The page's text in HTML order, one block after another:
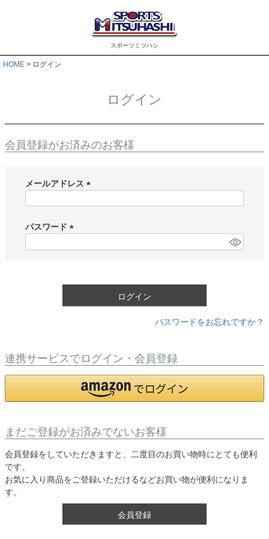
スポーツミツハシ
HOME ログイン
ログイン
会員登録がお済みのお客様
メールアドレス
)
パスワード
ログイン
パスワードをお忘れですか？
連携サービスでログイン・会員登録
まだご登録がお済みでないお客様
会員登録をしていただきますと、二度目のお買い物時にとても便利
です。
お気に入り商品をご登録いただけるなどお買い物が便利になりま
す。
会員登録